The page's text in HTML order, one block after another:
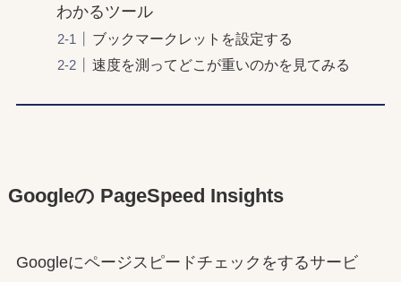
わかるツール
ブックマークレットを設定する
速度を測ってどこが重いのかを見てみる
Googleの PageSpeed Insights
Googleにページスピードチェックをするサービ